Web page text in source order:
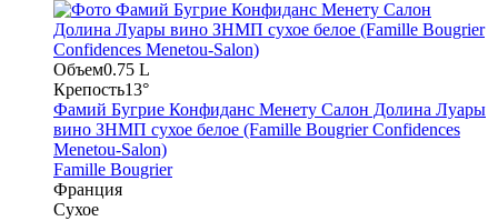
Объем0.75 L
Крепость13°
Фамий Бугрие Конфиданс Менету Салон Долина Луары
вино ЗНМП сухое белое (Famille Bougrier Confidences
Menetou-Salon)
Famille Bougrier
Франция
Сухое